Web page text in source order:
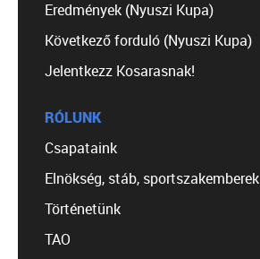
Eredmények (Nyuszi Kupa)
Következő forduló (Nyuszi Kupa)
Jelentkezz Kosarasnak!
RÓLUNK
Csapataink
Elnökség, stáb, sportszakemberek
Történetünk
TAO